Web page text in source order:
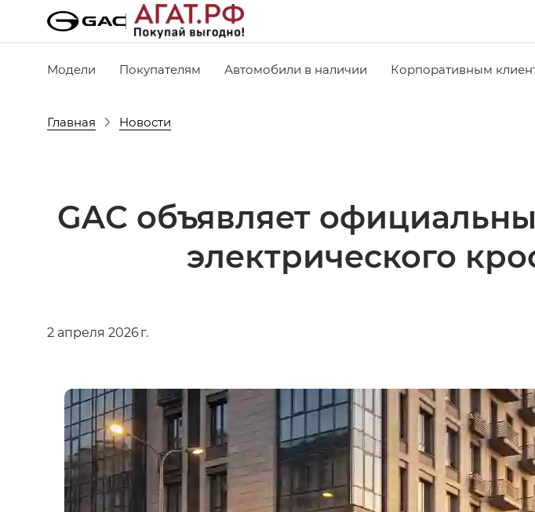
Модели Покупателям Автомобили в наличии Корпоративным
Главная Новости
GAC объявляет
электрического
2 апреля 2026 г.